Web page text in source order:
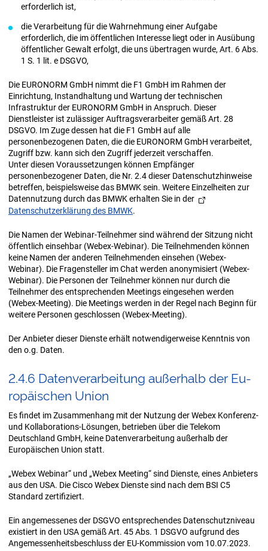
erforderlich ist,
die Verarbeitung für die Wahrnehmung einer Aufgabe
erforderlich, die im öffentlichen Interesse liegt oder in Ausübung
öffentlicher Gewalt erfolgt, die uns übertragen wurde, Art. 6 Abs.
1 S. 1 lit. e DSGVO,
Die EURONORM GmbH nimmt die F1 GmbH im Rahmen der
Einrichtung, Instandhaltung und Wartung der technischen
Infrastruktur der EURONORM GmbH in Anspruch. Dieser
Dienstleister ist zulässiger Auftragsverarbeiter gemäß Art. 28
DSGVO. Im Zuge dessen hat die F1 GmbH auf alle
personenbezogenen Daten, die die EURONORM GmbH verarbeitet,
Zugriff bzw. kann sich den Zugriff jederzeit verschaffen.
Unter diesen Voraussetzungen können Empfänger
personenbezogener Daten, die Nr. 2.4 dieser Datenschutzhinweise
betreffen, beispielsweise das BMWK sein. Weitere Einzelheiten zur
Datennutzung durch das BMWK erhalten Sie in der
Datenschutzerklärung des BMWK.
Die Namen der Webinar-Teilnehmer sind während der Sitzung nicht
öffentlich einsehbar (Webex-Webinar). Die Teilnehmenden können
keine Namen der anderen Teilnehmenden einsehen (Webex-
Webinar). Die Fragensteller im Chat werden anonymisiert (Webex-
Webinar). Die Personen der Teilnehmer können nur durch die
Teilnehmer des entsprechenden Meetings eingesehen werden
(Webex-Meeting). Die Meetings werden in der Regel nach Beginn für
weitere Personen geschlossen (Webex-Meeting).
Der Anbieter dieser Dienste erhält notwendigerweise Kenntnis von
den o.g. Daten.
2.4.6 Da­ten­ver­ar­bei­tung au­ßer­halb der Eu­
ro­päi­schen Union
Es findet im Zusammenhang mit der Nutzung der Webex Konferenz-
und Kollaborations-Lösungen, betrieben über die Telekom
Deutschland GmbH, keine Datenverarbeitung außerhalb der
Europäischen Union statt.
„Webex Webinar“ und „Webex Meeting“ sind Dienste, eines Anbieters
aus den USA. Die Cisco Webex Dienste sind nach dem BSI C5
Standard zertifiziert.
Ein angemessenes der DSGVO entsprechendes Datenschutzniveau
existiert in den USA gemäß Art. 45 Abs. 1 DSGVO aufgrund des
Angemessenheitsbeschluss der EU-Kommission vom 10.07.2023.